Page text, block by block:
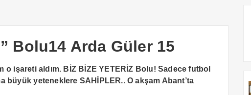
Bolu14 Arda Güler 15
o işareti aldım. BİZ BİZE YETERİZ Bolu! Sadece futbol
büyük yeteneklere SAHİPLER.. O akşam Abant’ta